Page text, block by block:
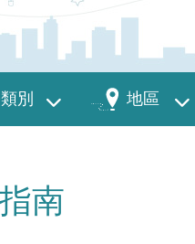
別 地區 地區
南